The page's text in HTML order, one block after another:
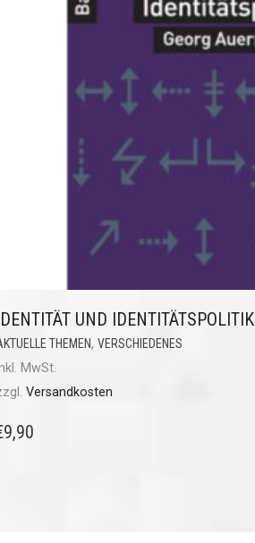
UND IDENTITÄTSPOLITIK
THEMEN, VERSCHIEDENES
MwSt.
Versandkosten
9,90